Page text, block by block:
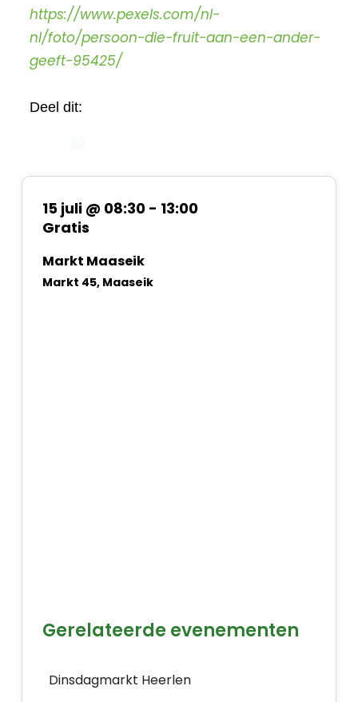
https://www.pexels.com/nl-
nl/foto/persoon-die-fruit-aan-een-ander-
geeft-95425/
Deel dit:
15 juli @ 08:30- 13:00
Gratis
Markt Maaseik
Markt 45, Maaseik
Gerelateerde evenementen
Dinsdagmarkt Heerlen